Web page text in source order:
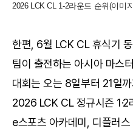
2026 LCK CL 1-2라운드 순위(이미
한편, 6월 LCK CL 휴식기
팀이 출전하는 아시아 마스
대회는 오는 8일부터 21일
2026 LCK CL 정규시즌
e스포츠 아카데미, 디플러